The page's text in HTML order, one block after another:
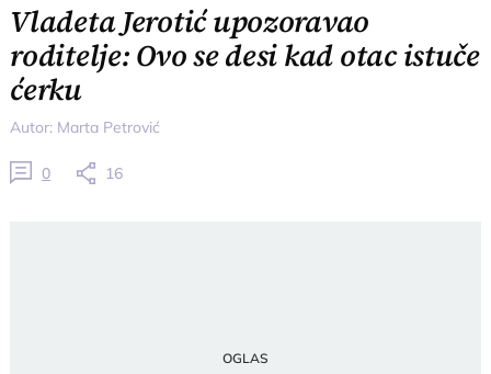
Vladeta Jerotić upozoravao
roditelje: Ovo se desi kad otac istuče
ćerku
Autor: Marta Petrović
0 16